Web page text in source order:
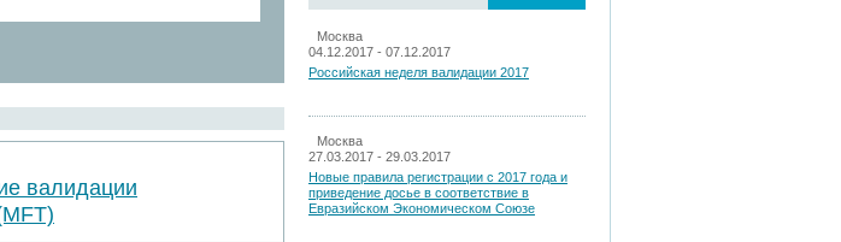
валидации
Москва
04.12.2017 - 07.12.2017
Российская неделя валидации 2017
Москва
27.03.2017 - 29.03.2017
Новые правила регистрации c 2017 года и
приведение досье в соответствие в
Евразийском Экономическом Союзе